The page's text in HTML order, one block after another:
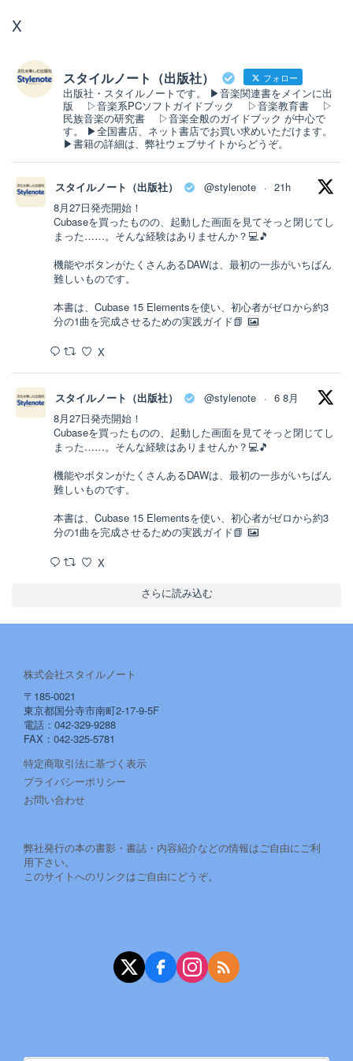
X
スタイルノート（出版社） フォロー
出版社・スタイルノートです。 ▶音楽関連書をメインに出
版 ▷音楽系PCソフトガイドブック ▷音楽教育書 ▷
民族音楽の研究書 ▷音楽全般のガイドブック が中心で
す。 ▶全国書店、ネット書店でお買い求めいただけます。
▶書籍の詳細は、弊社ウェブサイトからどうぞ。
スタイルノート（出版社） @stylenote · 21h
8月27日発売開始！
Cubaseを買ったものの、起動した画面を見てそっと閉じてし
まった……。そんな経験はありませんか？💻🎵
機能やボタンがたくさんあるDAWは、最初の一歩がいちばん
難しいものです。
本書は、Cubase 15 Elementsを使い、初心者がゼロから約3
分の1曲を完成させるための実践ガイド📗
X
スタイルノート（出版社） @stylenote · 6 8月
8月27日発売開始！
Cubaseを買ったものの、起動した画面を見てそっと閉じてし
まった……。そんな経験はありませんか？💻🎵
機能やボタンがたくさんあるDAWは、最初の一歩がいちばん
難しいものです。
本書は、Cubase 15 Elementsを使い、初心者がゼロから約3
分の1曲を完成させるための実践ガイド📗
X
さらに読み込む
株式会社スタイルノート
〒185-0021
東京都国分寺市南町2-17-9-5F
電話：042-329-9288
FAX：042-325-5781
特定商取引法に基づく表示
プライバシーポリシー
お問い合わせ
弊社発行の本の書影・書誌・内容紹介などの情報はご自由にご利
用下さい。
このサイトへのリンクはご自由にどうぞ。
X（旧Twitter）
FacebookInstagram
RSS